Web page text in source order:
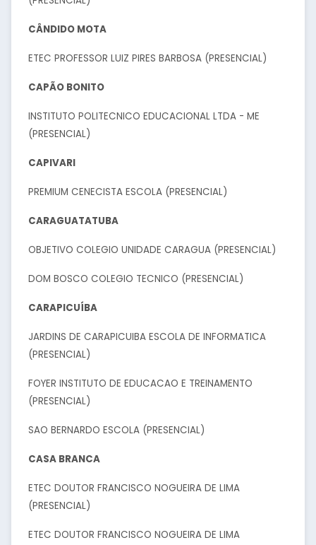
CÂNDIDO MOTA
ETEC PROFESSOR LUIZ PIRES BARBOSA (PRESENCIAL)
CAPÃO BONITO
INSTITUTO POLITECNICO EDUCACIONAL LTDA - ME
(PRESENCIAL)
CAPIVARI
PREMIUM CENECISTA ESCOLA (PRESENCIAL)
CARAGUATATUBA
OBJETIVO COLEGIO UNIDADE CARAGUA (PRESENCIAL)
DOM BOSCO COLEGIO TECNICO (PRESENCIAL)
CARAPICUÍBA
JARDINS DE CARAPICUIBA ESCOLA DE INFORMATICA
(PRESENCIAL)
FOYER INSTITUTO DE EDUCACAO E TREINAMENTO
(PRESENCIAL)
SAO BERNARDO ESCOLA (PRESENCIAL)
CASA BRANCA
ETEC DOUTOR FRANCISCO NOGUEIRA DE LIMA
(PRESENCIAL)
ETEC DOUTOR FRANCISCO NOGUEIRA DE LIMA